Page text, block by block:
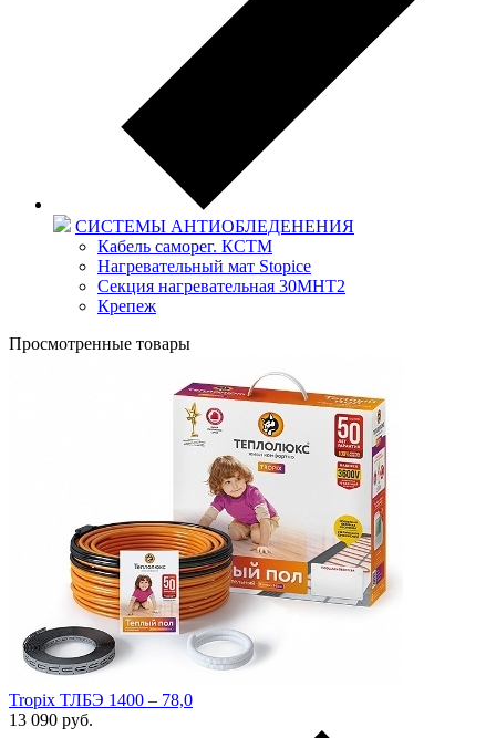
СИСТЕМЫ АНТИОБЛЕДЕНЕНИЯ
Кабель саморег. КСТМ
Нагревательный мат Stopice
Секция нагревательная 30МНТ2
Крепеж
Просмотренные товары
Tropix ТЛБЭ 1400 – 78,0
13 090 руб.